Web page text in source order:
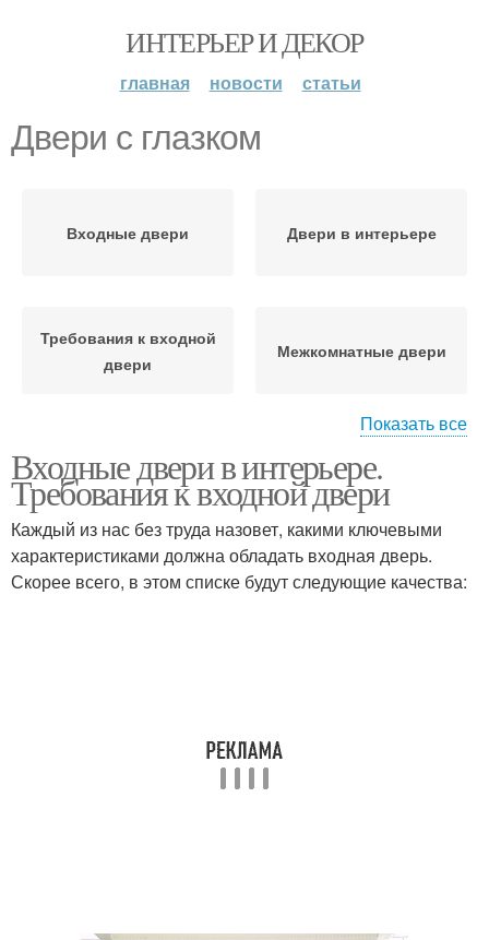
ИНТЕРЬЕР И ДЕКОР
главная новости статьи
Двери с глазком
Входные двери Двери в интерьере
Требования к входной
двери
Межкомнатные двери
Двери в квартиру Входная дверь
Двери из классических
Итальянские двери
Показать все
Входные двери в интерьере.
Требования к входной двери
Каждый из нас без труда назовет, какими ключевыми
характеристиками должна обладать входная дверь.
Скорее всего, в этом списке будут следующие качества: